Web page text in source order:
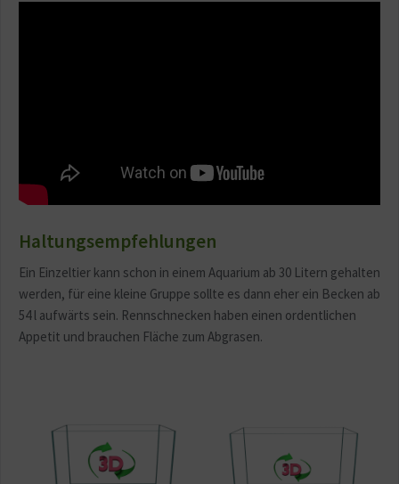
Haltungsempfehlungen
Ein Einzeltier kann schon in einem Aquarium ab 30 Litern gehalten
werden, für eine kleine Gruppe sollte es dann eher ein Becken ab
54 l aufwärts sein. Rennschnecken haben einen ordentlichen
Appetit und brauchen Fläche zum Abgrasen.